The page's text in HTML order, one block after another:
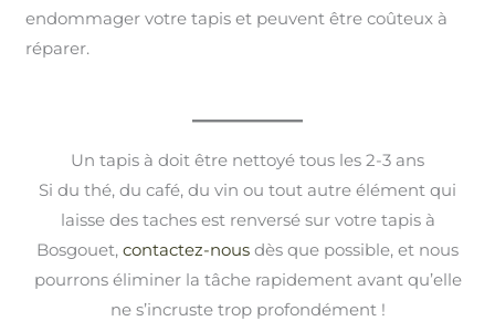
endommager votre tapis et peuvent être coûteux à
réparer.
Un tapis à doit être nettoyé tous les 2-3 ans
Si du thé, du café, du vin ou tout autre élément qui
laisse des taches est renversé sur votre tapis à
Bosgouet, contactez-nous dès que possible, et nous
pourrons éliminer la tâche rapidement avant qu’elle
ne s’incruste trop profondément !